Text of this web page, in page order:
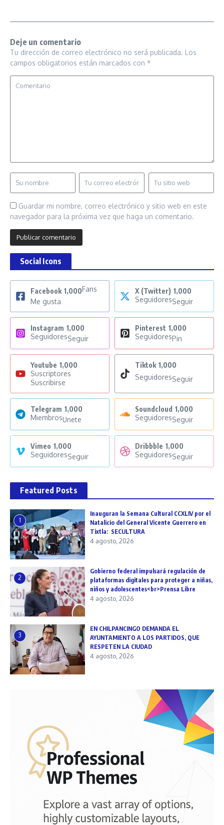
Deje un comentario
Tu dirección de correo electrónico no será publicada. Los
campos obligatorios están marcados con *
Guardar mi nombre, correo electrónico y sitio web en este
navegador para la próxima vez que haga un comentario.
Social Icons
Facebook 1,000Fans
Me gusta
X (Twitter) 1,000
SeguidoresSeguir
Instagram 1,000
SeguidoresSeguir
Pinterest 1,000
SeguidoresPin
Youtube 1,000
Suscriptores
Suscribirse
Tiktok 1,000
SeguidoresSeguir
Telegram 1,000
MiembrosUnete
Soundcloud 1,000
SeguidoresSeguir
Vimeo 1,000
SeguidoresSeguir
Dribbble 1,000
SeguidoresSeguir
Featured Posts
1
Inauguran la Semana Cultural CCXLIV por el
Natalicio del General Vicente Guerrero en
Tixtla: SECULTURA
4 agosto, 2026
2
Gobierno federal impulsará regulación de
plataformas digitales para proteger a niñas,
niños y adolescentes<br>Prensa Libre
4 agosto, 2026
3
EN CHILPANCINGO DEMANDA EL
AYUNTAMIENTO A LOS PARTIDOS, QUE
RESPETEN LA CIUDAD
4 agosto, 2026